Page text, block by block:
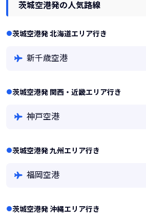
茨城空港発の人気路線
茨城空港発 北海道エリア行き
新千歳空港
茨城空港発 関西・近畿エリア行き
神戸空港
茨城空港発 九州エリア行き
福岡空港
茨城空港発 沖縄エリア行き